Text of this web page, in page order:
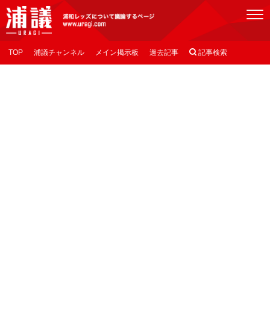
[浦議]浦和レッズについて議論するページ
TOP 浦議チャンネル メイン掲示板 過去記事  記事検索